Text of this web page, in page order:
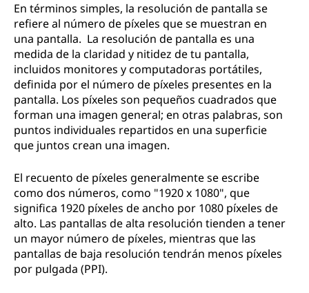
En términos simples, la resolución de pantalla se
refiere al número de píxeles que se muestran en
una pantalla. La resolución de pantalla es una
medida de la claridad y nitidez de tu pantalla,
incluidos monitores y computadoras portátiles,
definida por el número de píxeles presentes en la
pantalla. Los píxeles son pequeños cuadrados que
forman una imagen general; en otras palabras, son
puntos individuales repartidos en una superficie
que juntos crean una imagen.
El recuento de píxeles generalmente se escribe
como dos números, como "1920 x 1080", que
significa 1920 píxeles de ancho por 1080 píxeles de
alto. Las pantallas de alta resolución tienden a tener
un mayor número de píxeles, mientras que las
pantallas de baja resolución tendrán menos píxeles
por pulgada (PPI).